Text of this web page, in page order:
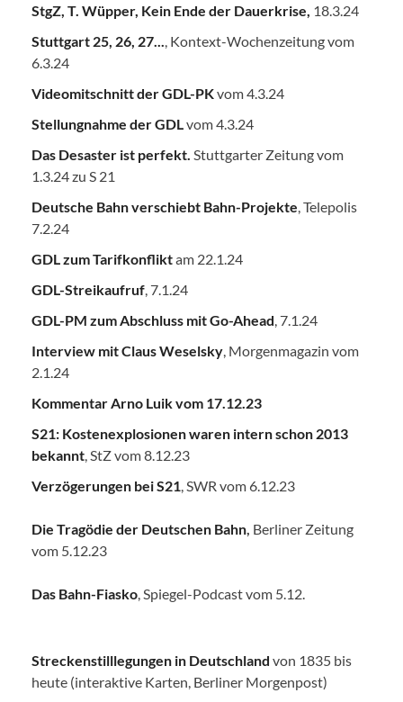
StgZ, T. Wüpper, Kein Ende der Dauerkrise, 18.3.24
Stuttgart 25, 26, 27...
, Kontext-Wochenzeitung vom
6.3.24
Videomitschnitt der GDL-PKvom 4.3.24
Stellungnahme der GDL vom 4.3.24
Das Desaster ist perfekt. Stuttgarter Zeitung vom
1.3.24 zu S 21
Deutsche Bahn verschiebt Bahn-Projekte , Telepolis
7.2.24
GDL zum Tarifkonfliktam 22.1.24
GDL-Streikaufruf , 7.1.24
GDL-PM zum Abschluss mit Go-Ahead , 7.1.24
Interview mit Claus Weselsky , Morgenmagazin vom
2.1.24
Kommentar Arno Luik vom 17.12.23
S21: Kostenexplosionen waren intern schon 2013
bekannt , StZ vom 8.12.23
Verzögerungen bei S21 , SWR vom 6.12.23
Die Tragödie der Deutschen Bahn Berliner Zeitung
vom 5.12.23
Das Bahn-Fiasko , Spiegel-Podcast vom 5.12.
Streckenstilllegungen in Deutschland von 1835 bis
heute (interaktive Karten, Berliner Morgenpost)